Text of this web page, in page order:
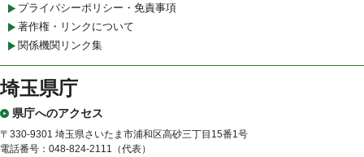
プライバシーポリシー・免責事項
著作権・リンクについて
関係機関リンク集
埼玉県庁
県庁へのアクセス
〒330-9301 埼玉県さいたま市浦和区高砂三丁目15番1号
電話番号：048-824-2111（代表）